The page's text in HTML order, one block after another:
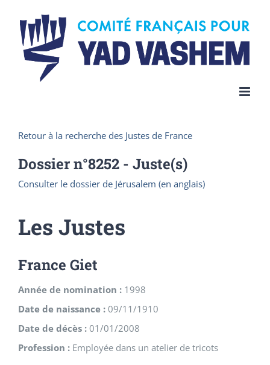
content
Retour à la recherche des Justes de France
Dossier n°8252 - Juste(s)
Consulter le dossier de Jérusalem (en anglais)
Les Justes
France Giet
Année de nomination : 1998
Date de naissance : 09/11/1910
Date de décès : 01/01/2008
Profession : Employée dans un atelier de tricots